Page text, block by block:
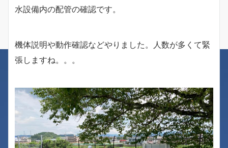
水設備内の配管の確認です。
機体説明や動作確認などやりました。人数が多くて緊
張しますね。。。